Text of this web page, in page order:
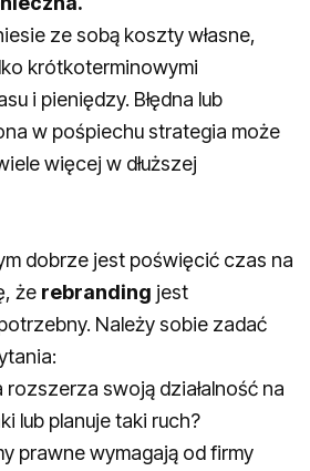
ze sobą koszty własne,
krótkoterminowymi
i pieniędzy. Błędna lub
w pośpiechu strategia może
więcej w dłuższej
dobrze jest poświęcić czas na
że rebranding jest
Należy sobie zadać
rozszerza swoją działalność na
lub planuje taki ruch?
prawne wymagają od firmy